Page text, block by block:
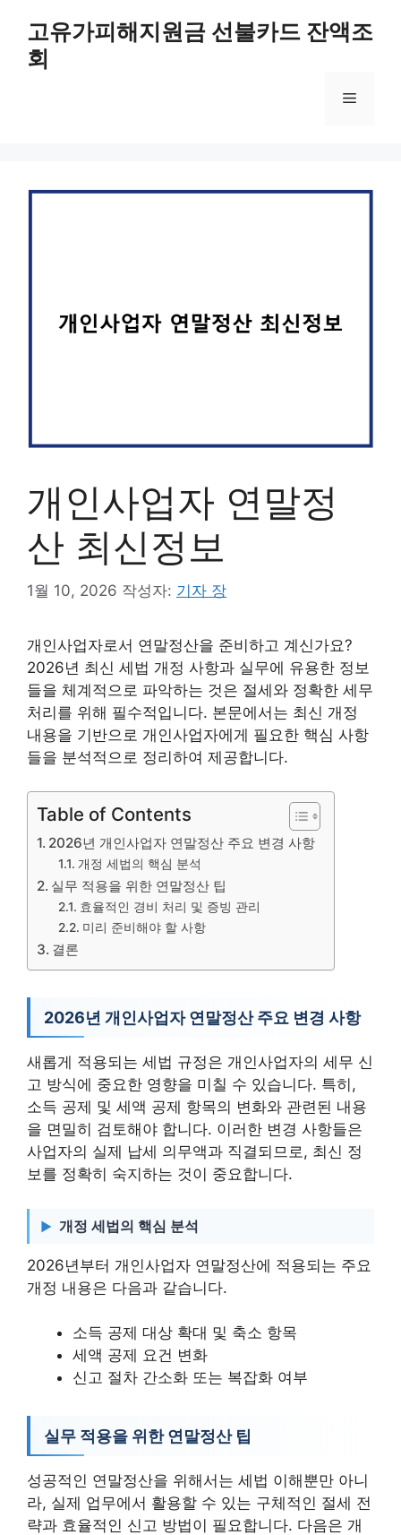
고유가피해지원금 선불카드 잔액조
회
메
개인사업자 연말정
산 최신정보
1월 10, 2026 작성자: 기자 장
개인사업자로서 연말정산을 준비하고 계신가요?
2026년 최신 세법 개정 사항과 실무에 유용한 정보
들을 체계적으로 파악하는 것은 절세와 정확한 세무
처리를 위해 필수적입니다. 본문에서는 최신 개정
내용을 기반으로 개인사업자에게 필요한 핵심 사항
들을 분석적으로 정리하여 제공합니다.
Table of Contents
2026년 개인사업자 연말정산 주요 변경 사항
개정 세법의 핵심 분석
실무 적용을 위한 연말정산 팁
효율적인 경비 처리 및 증빙 관리
미리 준비해야 할 사항
결론
2026년 개인사업자 연말정산 주요 변경 사항
새롭게 적용되는 세법 규정은 개인사업자의 세무 신
고 방식에 중요한 영향을 미칠 수 있습니다. 특히,
소득 공제 및 세액 공제 항목의 변화와 관련된 내용
을 면밀히 검토해야 합니다. 이러한 변경 사항들은
사업자의 실제 납세 의무액과 직결되므로, 최신 정
보를 정확히 숙지하는 것이 중요합니다.
개정 세법의 핵심 분석
2026년부터 개인사업자 연말정산에 적용되는 주요
개정 내용은 다음과 같습니다.
소득 공제 대상 확대 및 축소 항목
세액 공제 요건 변화
신고 절차 간소화 또는 복잡화 여부
실무 적용을 위한 연말정산 팁
성공적인 연말정산을 위해서는 세법 이해뿐만 아니
라, 실제 업무에서 활용할 수 있는 구체적인 절세 전
략과 효율적인 신고 방법이 필요합니다. 다음은 개